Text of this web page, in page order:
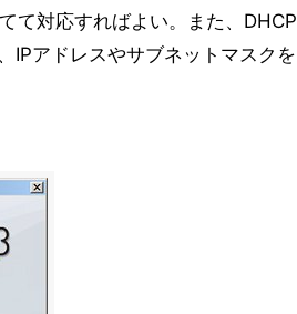
て対応すればよい。また、DHCP
IPアドレスやサブネットマスクを